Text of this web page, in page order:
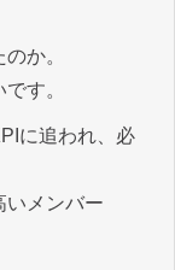
か。
す。
に追われ、必
いメンバー